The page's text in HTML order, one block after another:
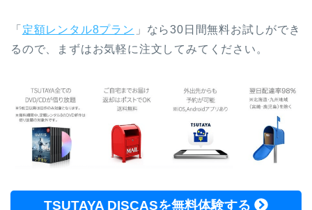
「 定額レンタル8プラン 」なら30日間無料お試しができ
るので、まずはお気軽に注文してみてください。
TSUTAYA DISCASを無料体験する